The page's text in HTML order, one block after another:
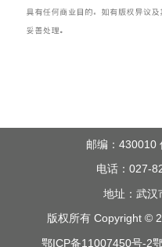
邮编：430010
电话：027-
地址：武汉
版权所有 Copyright ©
鄂ICP备11007450号-2